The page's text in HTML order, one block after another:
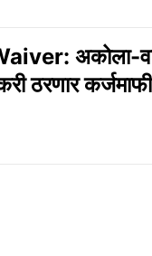
अकोला-
ठरणार